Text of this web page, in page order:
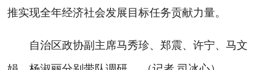
推实现全年经济社会发展目标任务贡献力量。
自治区政协副主席马秀珍、郑震、许宁、马文